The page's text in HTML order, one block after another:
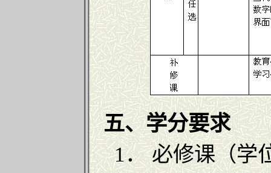
五、学分要求
1． 必修课（学